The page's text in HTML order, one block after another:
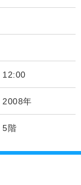
12:00
2008年
5階